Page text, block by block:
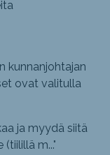
kunnanjohtajan
ovat valitulla
ja myydä siitä
m..."